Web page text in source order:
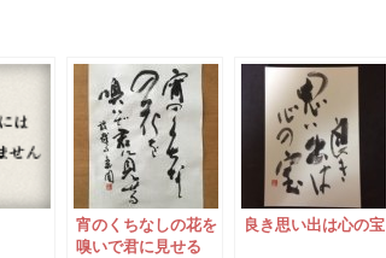
宵のくちなしの花を
嗅いで君に見せる
良き思い出は心の宝